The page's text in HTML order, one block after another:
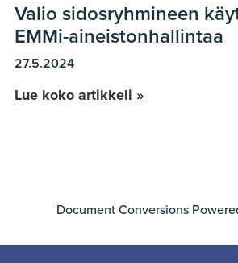
Valio sidosryhmineen
EMMi-aineistonhallintaa
27.5.2024
Lue koko artikkeli »
Document Conversions